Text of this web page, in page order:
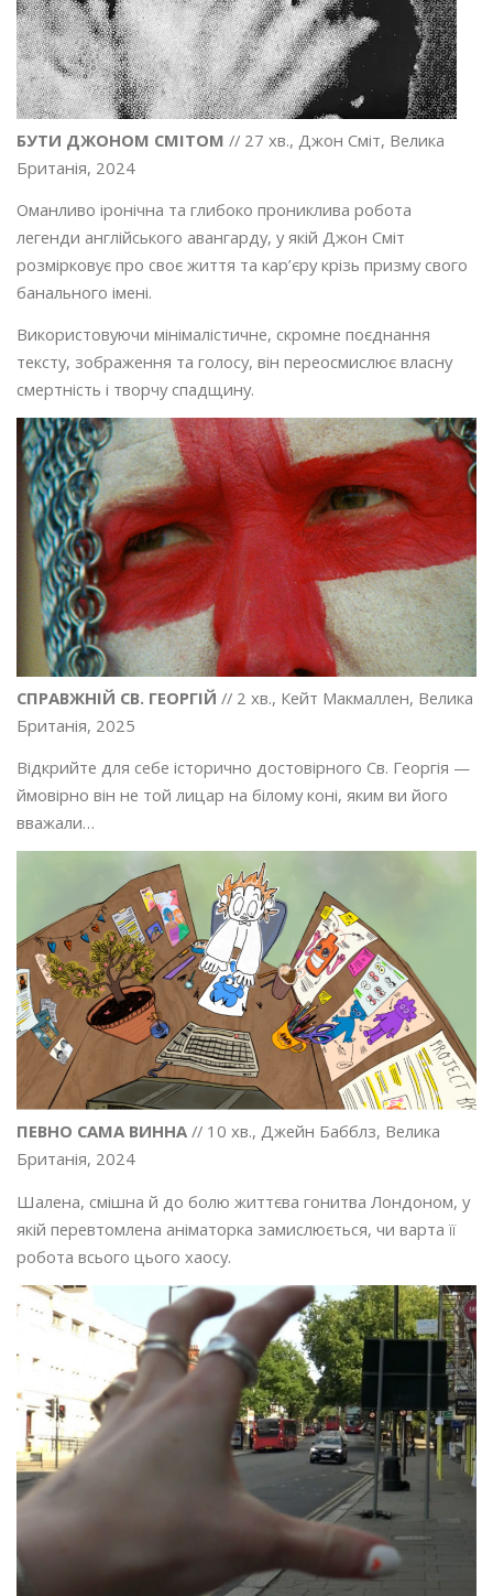
БУТИ ДЖОНОМ СМІТОМ // 27 хв., Джон Сміт, Велика
Британія, 2024
Оманливо іронічна та глибоко прониклива робота
легенди англійського авангарду, у якій Джон Сміт
розмірковує про своє життя та кар’єру крізь призму свого
банального імені.
Використовуючи мінімалістичне, скромне поєднання
тексту, зображення та голосу, він переосмислює власну
смертність і творчу спадщину.
СПРАВЖНІЙ СВ. ГЕОРГІЙ // 2 хв., Кейт Макмаллен, Велика
Британія, 2025
Відкрийте для себе історично достовірного Св. Георгія —
ймовірно він не той лицар на білому коні, яким ви його
вважали…
ПЕВНО САМА ВИННА // 10 хв., Джейн Бабблз, Велика
Британія, 2024
Шалена, смішна й до болю життєва гонитва Лондоном, у
якій перевтомлена аніматорка замислюється, чи варта її
робота всього цього хаосу.